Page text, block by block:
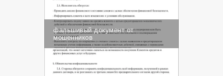
фальшивый документ от
мошенников